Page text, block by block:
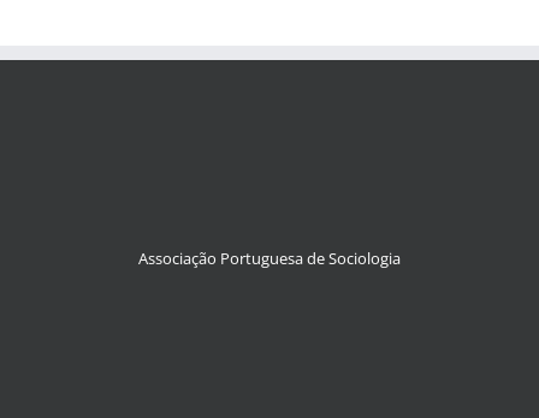
Associação Portuguesa de Sociologia